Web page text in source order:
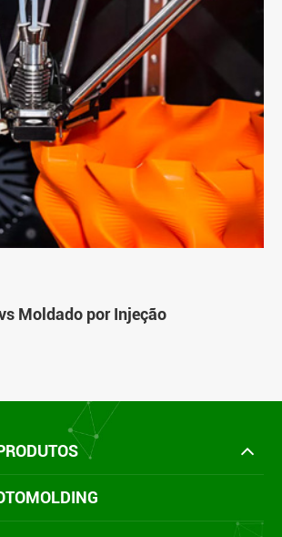
Moldado por Injeção